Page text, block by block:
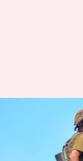
సైనికులు..